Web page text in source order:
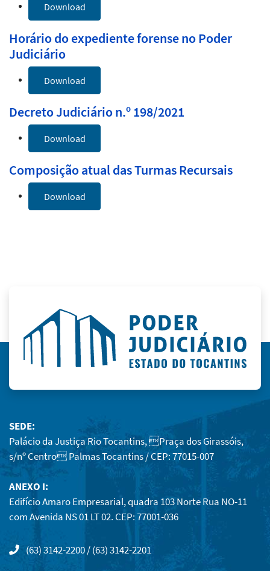
Download
Horário do expediente forense no Poder
Judiciário
Download
Decreto Judiciário n.º 198/2021
Download
Composição atual das Turmas Recursais
Download
SEDE:
Palácio da Justiça Rio Tocantins, Praça dos Girassóis,
s/nº Centro Palmas Tocantins / CEP: 77015-007
ANEXO I:
Edifício Amaro Empresarial, quadra 103 Norte Rua NO-11
com Avenida NS 01 LT 02. CEP: 77001-036
(63) 3142-2200 / (63) 3142-2201